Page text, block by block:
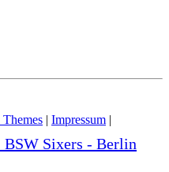
BSW Sixers - Berlin
| Impressum |